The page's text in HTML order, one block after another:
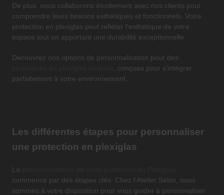
De plus, nous collaborons étroitement avec nos clients pour
comprendre leurs besoins esthétiques et fonctionnels. Votre
protection en plexiglas peut refléter l'esthétique de votre
espace tout en apportant une durabilité exceptionnelle.
Découvrez nos options de personnalisation pour des
, conçues pour s'intégrer
parfaitement à votre environnement.
Les différentes étapes pour personnaliser
une protection en plexiglas
La
commence par des étapes clés. Chez l’Atelier Sélim, nous
sommes à votre disposition pour vous guider à personnaliser